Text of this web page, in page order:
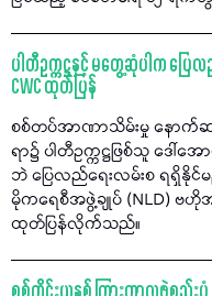
ပါတီဥက္ကဋ္ဌနှင့် မတွေ့ဆုံပါက ပြေ
CWC ထုတ်ပြန်
စစ်တပ်အာဏာသိမ်းမှု နောက်ဆက်
ရာ၌ ပါတီဥက္ကဋ္ဌဖြစ်သူ ဒေါ်
ဘဲ ပြေလည်ရေးလမ်းစ ရရှိနို
မိုကရေစီအဖွဲ့ချုပ် (NLD) ဗ
ထုတ်ပြန်လိုက်သည်။